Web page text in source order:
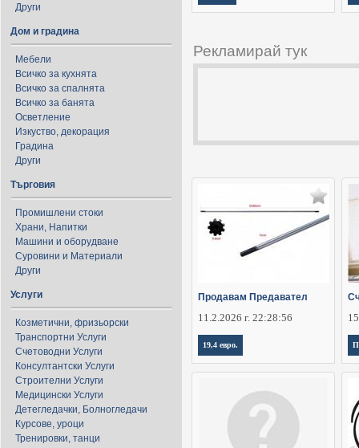
Други
Дом и градина
Мебели
Всичко за кухнята
Всичко за спалнята
Всичко за банята
Осветление
Изкуство, декорация
Градина
Други
Търговия
Промишлени стоки
Храни, Напитки
Машини и оборудване
Суровини и Материали
Други
Услуги
Козметични, фризьорски
Транспортни Услуги
Счетоводни Услуги
Консултантски Услуги
Строителни Услуги
Медицински Услуги
Детегледачки, Болногледачи
Курсове, уроци
Тренировки, танци
Рекламирай тук
Продавам Предавател
11.2.2026 г. 22:28:56
19,4 евро.